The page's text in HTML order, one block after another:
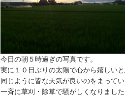
今日の朝５時過ぎの写真です。
実に１０日ぶりの太陽で心から嬉しい
同じように皆な天気が良いのをまって
一斉に草刈・除草で騒がしくなりまし